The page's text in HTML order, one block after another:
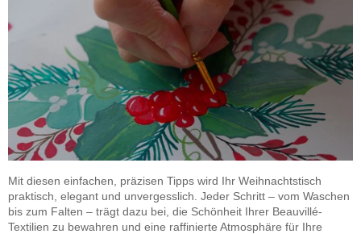
Mit diesen einfachen, präzisen Tipps wird Ihr Weihnachtstisch
praktisch, elegant und unvergesslich. Jeder Schritt – vom Waschen
bis zum Falten – trägt dazu bei, die Schönheit Ihrer Beauvillé-
Textilien zu bewahren und eine raffinierte Atmosphäre für Ihre